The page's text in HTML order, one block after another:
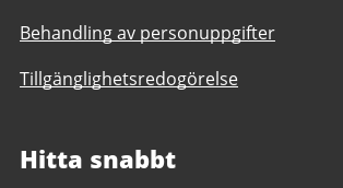
Behandling av personuppgifter
Tillgänglighetsredogörelse
Hitta snabbt